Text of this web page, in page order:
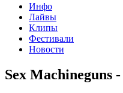
Инфо
Лайвы
Клипы
Фестивали
Новости
Sex Machineguns